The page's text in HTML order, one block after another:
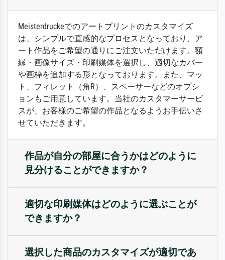
Meisterdruckeでのアートプリントのカスタマイズ
は、シンプルで直感的なプロセスとなっており、ア
ート作品をご希望の通りにご注文いただけます。額
縁・画像サイズ・印刷媒体を選択し、適切なカバー
や画枠を追加する形となっております。また、マッ
ト、フィレット（角R）、スペーサーなどのオプシ
ョンもご用意しています。当社のカスタマーサービ
スが、お客様のご希望の作品となるようお手伝いさ
せていただきます。
作品が自分の部屋に合うかはどのように
見分けることができますか？
適切な印刷媒体はどのように選ぶことが
できますか？
選択した商品のカスタマイズが適切であ